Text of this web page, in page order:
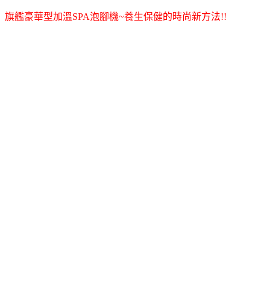
旗艦豪華型加溫SPA泡腳機~養生保健的時尚新方法!!